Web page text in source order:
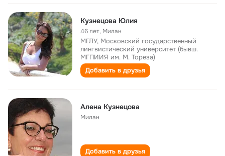
Кузнецова Юлия
46 лет, Милан
МГЛУ, Московский государственный
лингвистический университет (бывш.
МГПИИЯ им. М. Тореза)
Добавить в друзья
Алена Кузнецова
Милан
Добавить в друзья